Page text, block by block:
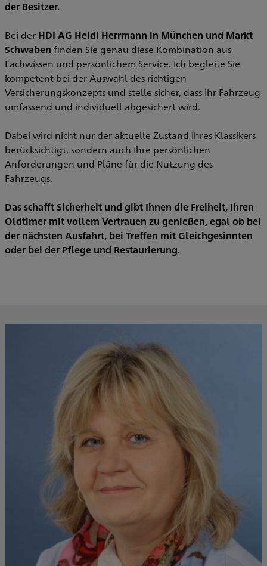
der Besitzer.
Bei der HDI AG Heidi Herrmann in München und Markt
Schwaben finden Sie genau diese Kombination aus
Fachwissen und persönlichem Service. Ich begleite Sie
kompetent bei der Auswahl des richtigen
Versicherungskonzepts und stelle sicher, dass Ihr Fahrzeug
umfassend und individuell abgesichert wird.
Dabei wird nicht nur der aktuelle Zustand Ihres Klassikers
berücksichtigt, sondern auch Ihre persönlichen
Anforderungen und Pläne für die Nutzung des
Fahrzeugs.
Das schafft Sicherheit und gibt Ihnen die Freiheit, Ihren
Oldtimer mit vollem Vertrauen zu genießen, egal ob bei
der nächsten Ausfahrt, bei Treffen mit Gleichgesinnten
oder bei der Pflege und Restaurierung.